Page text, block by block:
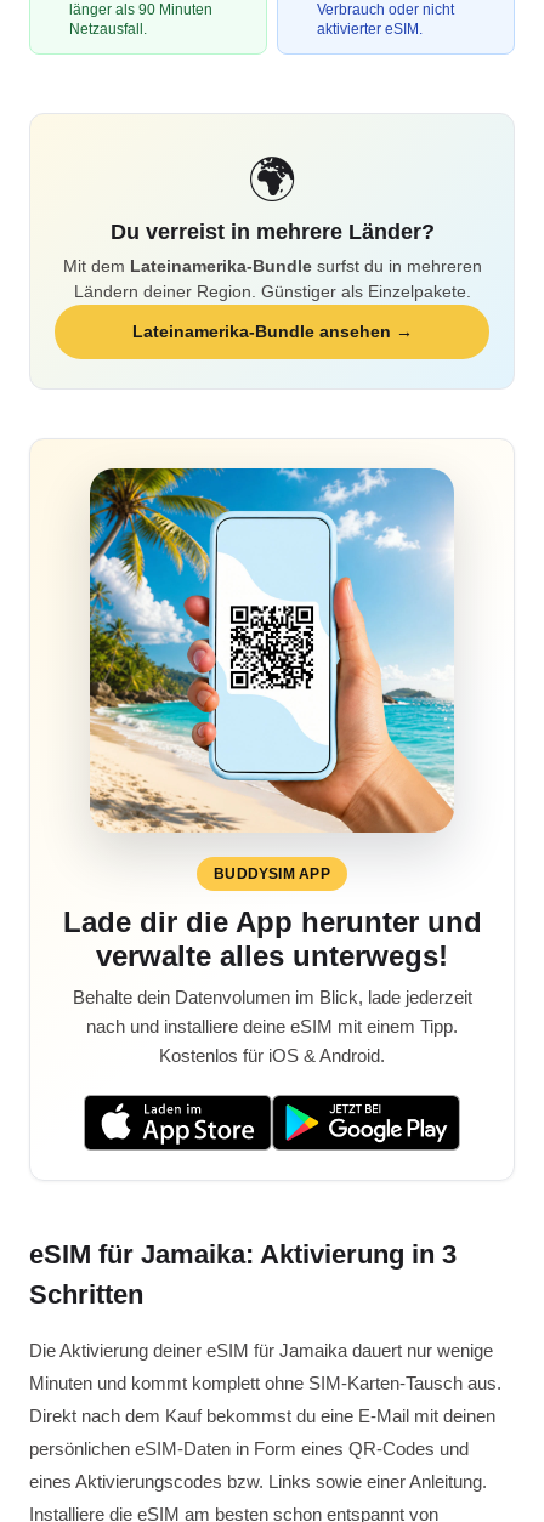
länger als 90 Minuten
Netzausfall.
Verbrauch oder nicht
aktivierter eSIM.
🌍
Du verreist in mehrere Länder?
Mit dem Lateinamerika-Bundlesurfst du in mehreren
Ländern deiner Region. Günstiger als Einzelpakete.
Lateinamerika-Bundle ansehen →
BUDDYSIM APP
Lade dir die App herunter und
verwalte alles unterwegs!
Behalte dein Datenvolumen im Blick, lade jederzeit
nach und installiere deine eSIM mit einem Tipp.
Kostenlos für iOS & Android.
eSIM für Jamaika: Aktivierung in 3
Schritten
Die Aktivierung deiner eSIM für Jamaika dauert nur wenige
Minuten und kommt komplett ohne SIM-Karten-Tausch aus.
Direkt nach dem Kauf bekommst du eine E-Mail mit deinen
persönlichen eSIM-Daten in Form eines QR-Codes und
eines Aktivierungscodes bzw. Links sowie einer Anleitung.
Installiere die eSIM am besten schon entspannt von